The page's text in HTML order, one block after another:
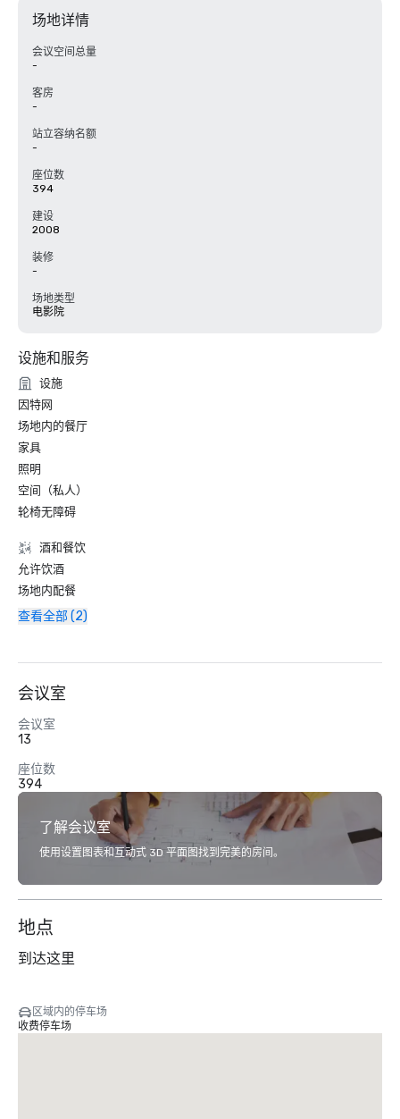
场地详情
会议空间总量
-
客房
-
站立容纳名额
-
座位数
394
建设
2008
装修
-
场地类型
电影院
设施和服务
设施
因特网
场地内的餐厅
家具
照明
空间（私人）
轮椅无障碍
酒和餐饮
允许饮酒
场地内配餐
查看全部 (2)
会议室
会议室
13
座位数
394
了解会议室
使用设置图表和互动式 3D 平面图找到完美的房间。
地点
到达这里
区域内的停车场
收费停车场